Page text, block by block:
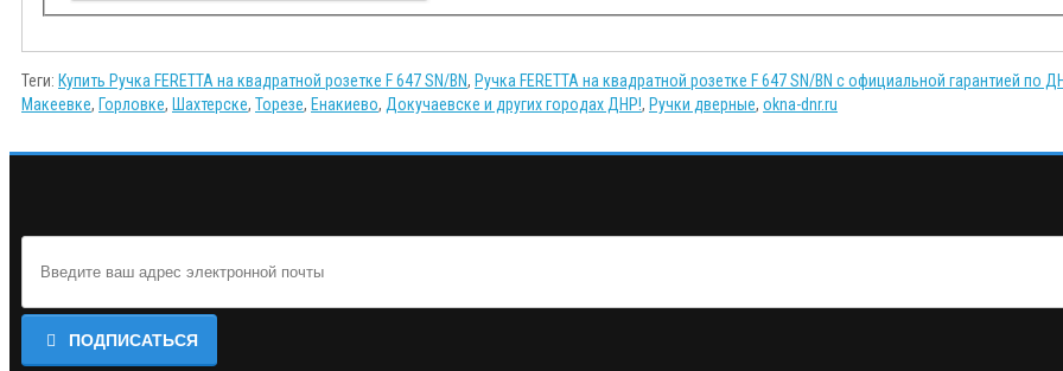
Теги: Купить Ручка FERETTA на квадратной розетке F 647 SN/BN, Ручка FERETTA на квадратной розетке F 647 SN/BN с официальной гарантией по
Макеевке, Горловке, Шахтерске, Торезе, Енакиево, Докучаевске и других городах ДНР!, Ручки дверные, okna-dnr.ru
ПОДПИСАТЬСЯ